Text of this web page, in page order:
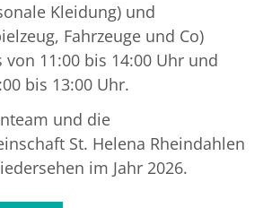
Kleidung) und
Fahrzeuge und Co)
11:00 bis 14:00 Uhr und
bis 13:00 Uhr.
und die
St. Helena Rheindahlen
im Jahr 2026.